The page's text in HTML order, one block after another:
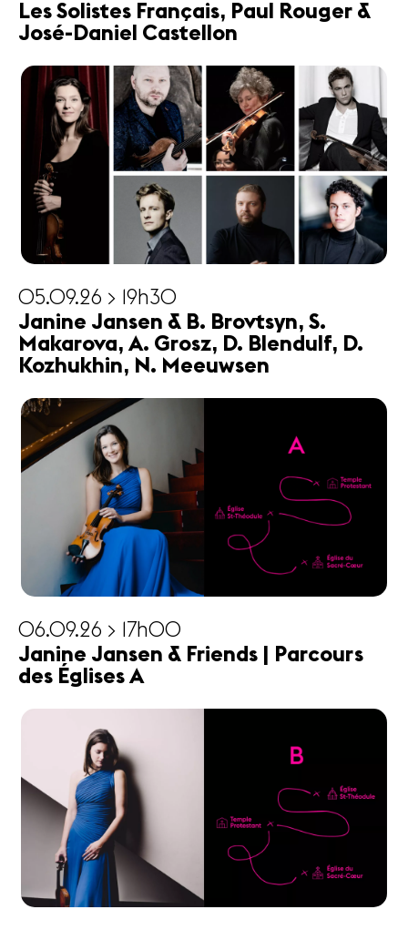
Les Solistes Français, Paul Rouger &
José-Daniel Castellon
05.09.26 > 19h30
Janine Jansen & B. Brovtsyn, S.
Makarova, A. Grosz, D. Blendulf, D.
Kozhukhin, N. Meeuwsen
06.09.26 > 17h00
Janine Jansen & Friends | Parcours
des Églises A